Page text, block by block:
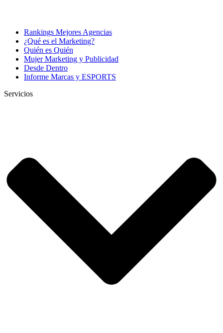
Rankings Mejores Agencias
¿Qué es el Marketing?
Quién es Quién
Mujer Marketing y Publicidad
Desde Dentro
Informe Marcas y ESPORTS
Servicios